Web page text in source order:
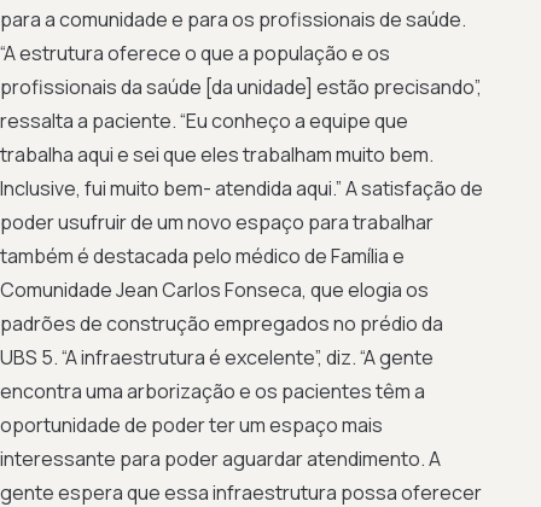
para a comunidade e para os profissionais de saúde.
“A estrutura oferece o que a população e os
profissionais da saúde [da unidade] estão precisando”,
ressalta a paciente. “Eu conheço a equipe que
trabalha aqui e sei que eles trabalham muito bem.
Inclusive, fui muito bem- atendida aqui.” A satisfação de
poder usufruir de um novo espaço para trabalhar
também é destacada pelo médico de Família e
Comunidade Jean Carlos Fonseca, que elogia os
padrões de construção empregados no prédio da
UBS 5. “A infraestrutura é excelente”, diz. “A gente
encontra uma arborização e os pacientes têm a
oportunidade de poder ter um espaço mais
interessante para poder aguardar atendimento. A
gente espera que essa infraestrutura possa oferecer